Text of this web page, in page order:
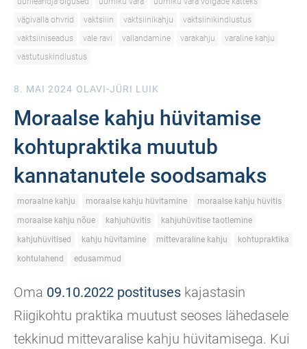
vägivalla ohvrid
vaktsiiin vaktsiinikahju
vaktsiinikindlustus
vaktsiiniseadus
vale ravi vallandamine varakahju
varaline kahju
vastutuskindlustus
8. MAI 2024 OLAVI-JÜRI LUIK
Moraalse kahju hüvitamise
kohtupraktika muutub
kannatanutele soodsamaks
moraalne kahju moraalse kahju hüvitamine
moraalse kahju hüvitis
moraalse kahju nõue
kahjuhüvitis
kahjuhüvitise taotlemine
kahjuhüvitised
kahju hüvitamine mittevaraline kahju
kohtupraktika
kohtulahend
edusammud
Oma 09.10.2022 postituses kajastasin
Riigikohtu praktika muutust seoses lähedasele
tekkinud mittevaralise kahju hüvitamisega. Kui